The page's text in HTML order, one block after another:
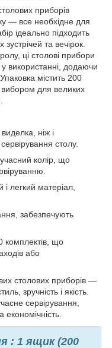
приборів
— все необхідне для
ідеально підходить
та вечірок.
ці столові прибори
використанні, додаючи
містить 200
для великих
ніж і
столу.
колір, що
легкий матеріал,
забезпечують
комплектів, що
або
столових приборів —
зручність і якість.
сервірування,
економічність.
: 1 ящик (200